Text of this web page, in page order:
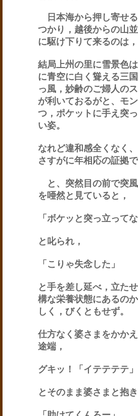
日本海から押し寄せ
つかり，越後からの山
に駆け下りて来るのは
結局上州の里に雪景色
に青空に白く聳える三
っ風，妙齢のご婦人の
が利いておるがと、モ
つ，ポケットに手え突
い姿。
なれど違和感全くなく
さすがに年相応の証拠
と、突然目の前で突
を唖然と見ていると，
「ボケッと突っ立って
と叱られ，
「こりゃ失念した」
と手を差し延べ，立た
構な栄養状態にあるの
しく，びくともせず。
仕方なく婆さまをかか
途端，
グキッ！「イテテテテ」
とそのまま婆さまと抱